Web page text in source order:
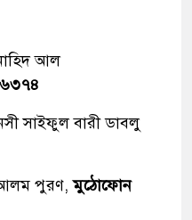
আল
সাইফুল বারী ডাবলু
পুরণ,মুঠোফোন